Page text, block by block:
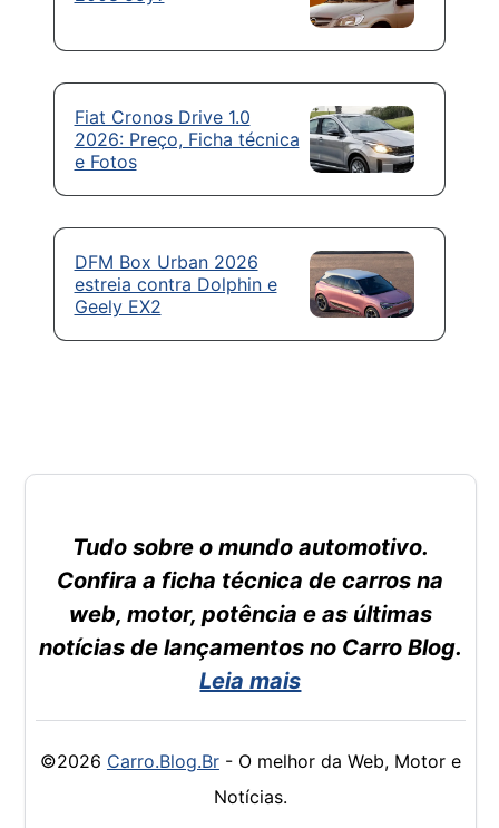
Fiat Cronos Drive 1.0
2026: Preço, Ficha técnica
e Fotos
DFM Box Urban 2026
estreia contra Dolphin e
Geely EX2
Tudo sobre o mundo automotivo.
Confira a ficha técnica de carros na
web, motor, potência e as últimas
notícias de lançamentos no Carro Blog.
Leia mais
©2026 Carro.Blog.Br- O melhor da Web, Motor e
Notícias.